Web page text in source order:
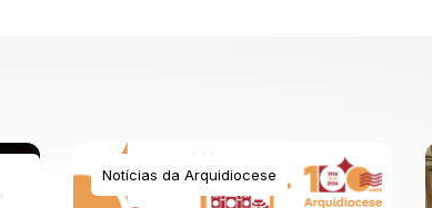
Notícias da Arquidiocese